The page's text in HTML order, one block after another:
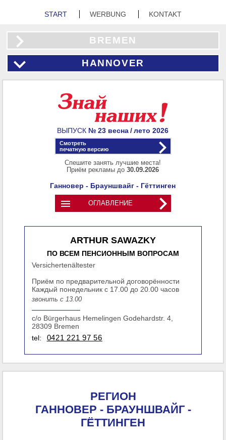
START WERBUNG KONTAKT
BREMEN
HANNOVER
ВЫПУСК № 23 весна / лето2026
Смотреть
печатную версию
Спешите занять лучшие места!
Приём рекламы до30.09.2026
Ганновер - Брауншвайг - Гёттинген
 ОГЛАВЛЕНИЕ
ARTHUR SAWAZKY
ПО ВСЕМ ПЕНСИОННЫМ ВОПРОСАМ
Versichertenältester
Приём по предварительной договорённости
Каждый понедельник с 17.00 до 20.00 часов
звонить с 13.00
c/o Bürgerhaus Hemelingen Godehardstr. 4,
28309 Bremen
tel:
0421 221 97 56
РЕГИОН
ГАННОВЕР - БРАУНШВАЙГ -
ГЁТТИНГЕН